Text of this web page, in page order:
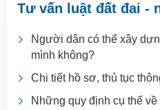
Tư vấn luật đất đai -
Người dân có thể xây
mình không?
Chi tiết hồ sơ, thủ tục
Những quy định cụ thể